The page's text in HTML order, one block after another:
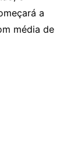
a
média de